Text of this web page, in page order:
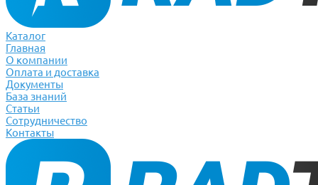
Каталог
Главная
О компании
Оплата и доставка
Документы
База знаний
Статьи
Сотрудничество
Контакты